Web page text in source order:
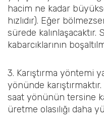
hacim ne kadar
hızlıdır). Eğer
sürede kalınlaşacaktır.
kabarcıklarının
3. Karıştırma yöntemi
yönünde
saat yönünün tersine
üretme olasılığı daha